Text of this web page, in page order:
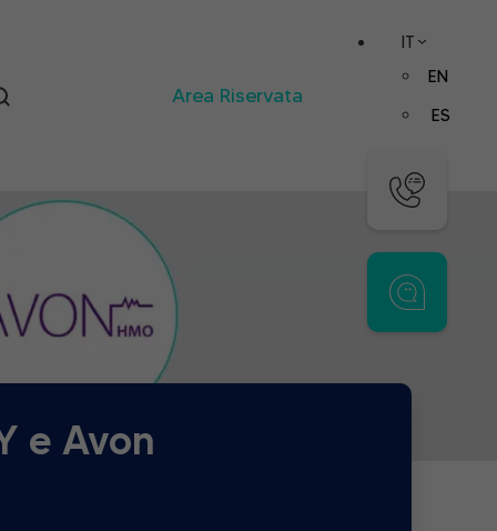
Area Riservata
IT
EN
ES
e Avon